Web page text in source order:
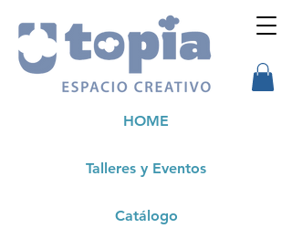
Talleres y Eventos
HOME
Catálogo